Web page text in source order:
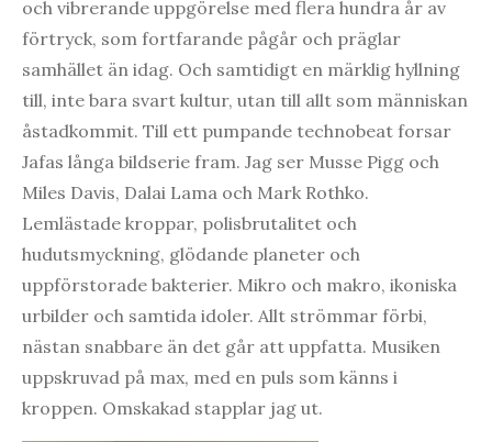
och vibrerande uppgörelse med flera hundra år av
förtryck, som fortfarande pågår och präglar
samhället än idag. Och samtidigt en märklig hyllning
till, inte bara svart kultur, utan till allt som människan
åstadkommit. Till ett pumpande technobeat forsar
Jafas långa bildserie fram. Jag ser Musse Pigg och
Miles Davis, Dalai Lama och Mark Rothko.
Lemlästade kroppar, polisbrutalitet och
hudutsmyckning, glödande planeter och
uppförstorade bakterier. Mikro och makro, ikoniska
urbilder och samtida idoler. Allt strömmar förbi,
nästan snabbare än det går att uppfatta. Musiken
uppskruvad på max, med en puls som känns i
kroppen. Omskakad stapplar jag ut.